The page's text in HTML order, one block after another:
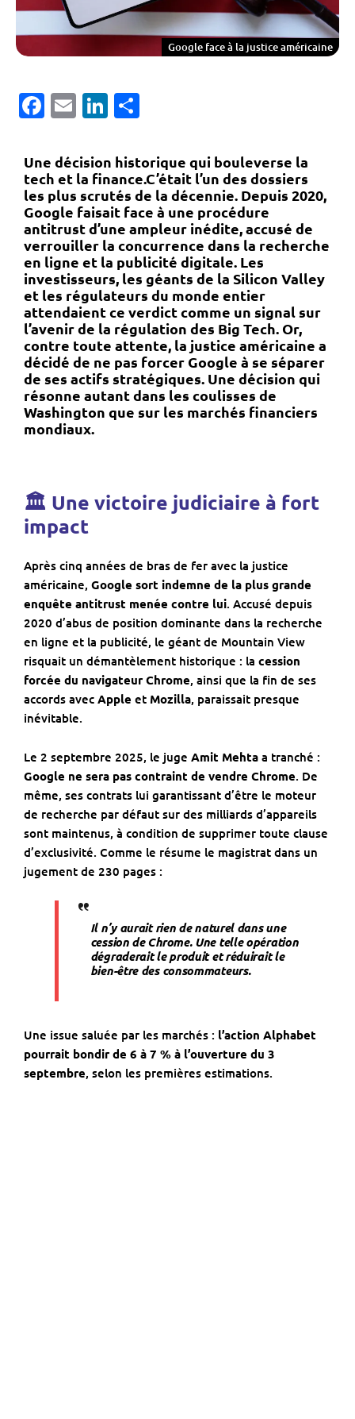
Google face à la justice américaine
Facebook
EmailLinkedIn
Une décision historique qui bouleverse la
tech et la finance.C’était l’un des dossiers
les plus scrutés de la décennie. Depuis 2020,
Google faisait face à une procédure
antitrust d’une ampleur inédite, accusé de
verrouiller la concurrence dans la recherche
en ligne et la publicité digitale. Les
investisseurs, les géants de la Silicon Valley
et les régulateurs du monde entier
attendaient ce verdict comme un signal sur
l’avenir de la régulation des Big Tech. Or,
contre toute attente, la justice américaine a
décidé de ne pas forcer Google à se séparer
de ses actifs stratégiques. Une décision qui
résonne autant dans les coulisses de
Washington que sur les marchés financiers
mondiaux.
🏛 Une victoire judiciaire à fort
impact
Après cinq années de bras de fer avec la justice
américaine, Google sort indemne de la plus grande
enquête antitrust menée contre lui. Accusé depuis
2020 d’abus de position dominante dans la recherche
en ligne et la publicité, le géant de Mountain View
risquait un démantèlement historique : la cession
forcée du navigateur Chrome, ainsi que la fin de ses
accords avec Apple et Mozilla, paraissait presque
inévitable.
Le 2 septembre 2025, le juge Amit Mehta a tranché :
Google ne sera pas contraint de vendre Chrome. De
même, ses contrats lui garantissant d’être le moteur
de recherche par défaut sur des milliards d’appareils
sont maintenus, à condition de supprimer toute clause
d’exclusivité. Comme le résume le magistrat dans un
jugement de 230 pages :
Il n’y aurait rien de naturel dans une
cession de Chrome. Une telle opération
dégraderait le produit et réduirait le
bien-être des consommateurs.
Une issue saluée par les marchés : l’action Alphabet
pourrait bondir de 6 à 7 % à l’ouverture du 3
septembre, selon les premières estimations.